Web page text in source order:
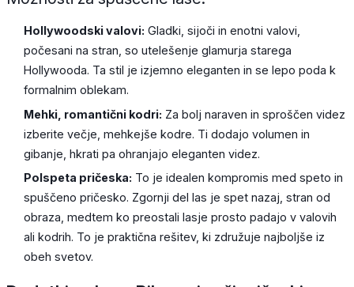
Hollywoodski valovi: Gladki, sijoči in enotni valovi,
počesani na stran, so utelešenje glamurja starega
Hollywooda. Ta stil je izjemno eleganten in se lepo poda k
formalnim oblekam.
Mehki, romantični kodri: Za bolj naraven in sproščen videz
izberite večje, mehkejše kodre. Ti dodajo volumen in
gibanje, hkrati pa ohranjajo eleganten videz.
Polspeta pričeska: To je idealen kompromis med speto in
spuščeno pričesko. Zgornji del las je spet nazaj, stran od
obraza, medtem ko preostali lasje prosto padajo v valovih
ali kodrih. To je praktična rešitev, ki združuje najboljše iz
obeh svetov.